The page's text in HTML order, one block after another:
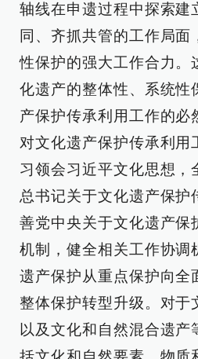
轴线在申遗过程中探索建
同、齐抓共管的工作局面
性保护的强大工作合力。
化遗产的整体性、系统性
产保护传承利用工作的必
对文化遗产保护传承利用
习领会习近平文化思想，
总书记关于文化遗产保护
善党中央关于文化遗产保
机制，健全相关工作协调
遗产保护从重点保护向全
整体保护转型升级。对于
以及文化和自然混合遗产